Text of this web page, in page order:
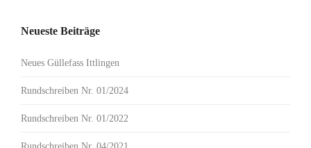
Neueste Beiträge
Neues Güllefass Ittlingen
Rundschreiben Nr. 01/2024
Rundschreiben Nr. 01/2022